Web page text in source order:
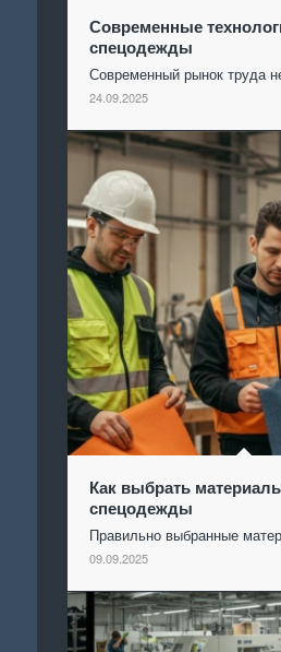
Современные
спецодежды
Современный рынок труда
24.09.2025
Как выбрать
спецодежды
Правильно выбранные
09.09.2025